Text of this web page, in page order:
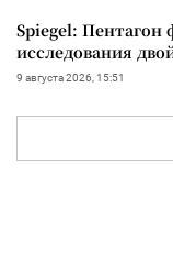
Spiegel: Пентагон
исследования
9 августа 2026, 15:51